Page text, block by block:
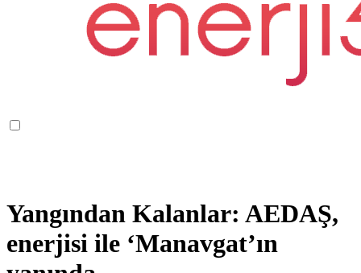
Yangından Kalanlar: AEDAŞ,
enerjisi ile ‘Manavgat’ın